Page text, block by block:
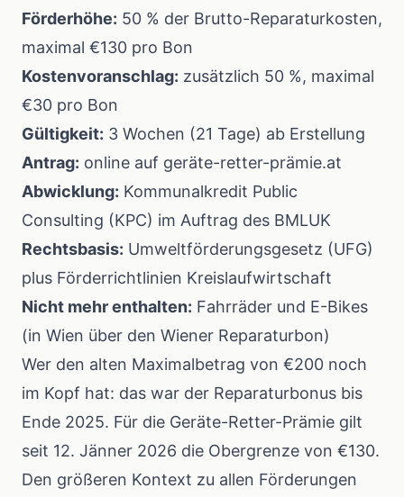
Förderhöhe: 50 % der Brutto-Reparaturkosten,
maximal €130 pro Bon
Kostenvoranschlag: zusätzlich 50 %, maximal
€30 pro Bon
Gültigkeit: 3 Wochen (21 Tage) ab Erstellung
Antrag: online auf geräte-retter-prämie.at
Abwicklung: Kommunalkredit Public
Consulting (KPC) im Auftrag des BMLUK
Rechtsbasis: Umweltförderungsgesetz (UFG)
plus Förderrichtlinien Kreislaufwirtschaft
Nicht mehr enthalten: Fahrräder und E-Bikes
(in Wien über den Wiener Reparaturbon)
Wer den alten Maximalbetrag von €200 noch
im Kopf hat: das war der Reparaturbonus bis
Ende 2025. Für die Geräte-Retter-Prämie gilt
seit 12. Jänner 2026 die Obergrenze von €130.
Den größeren Kontext zu allen Förderungen